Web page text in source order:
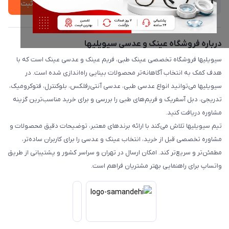
ثبت
درباره فروشگاه عینک و عدسی سیویلیها
سیویلیها فروشگاه تخصصی عینک طبی، فریم عینک و عدسی عینک است که با
هدف کمک به انتخاب آگاهانه‌تر محصولات بینایی راه‌اندازی شده است. در
سیویلیها می‌توانید انواع عدسی طبی، عدسی آنتی‌رفلکس، بلوکنترل، فتوکرومیک،
تدریجی، دبل آسفریک و فریم‌های طبی را بررسی و برای خرید مناسب‌ترین گزینه
مشاوره دریافت کنید.
تیم سیویلیها تلاش می‌کند با ارائه برندهای معتبر، توضیحات دقیق محصولات و
مشاوره تخصصی قبل از خرید، انتخاب عینک و عدسی را برای کاربران ساده‌تر،
مطمئن‌تر و سریع‌تر کند. امکان ارسال در تهران و سراسر کشور و پشتیبانی از طریق
واتساپ برای راهنمایی بهتر مشتریان فراهم است.